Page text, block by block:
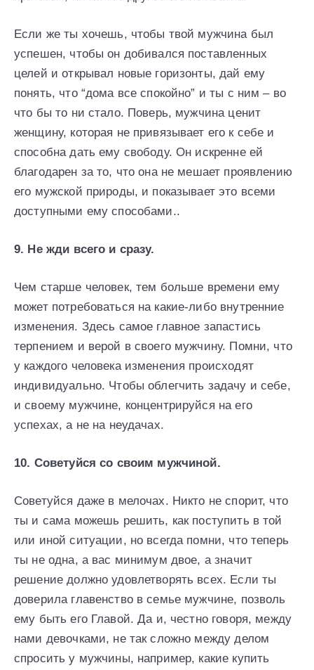
Если же ты хочешь, чтобы твой мужчина был
успешен, чтобы он добивался поставленных
целей и открывал новые горизонты, дай ему
понять, что “дома все спокойно” и ты с ним – во
что бы то ни стало. Поверь, мужчина ценит
женщину, которая не привязывает его к себе и
способна дать ему свободу. Он искренне ей
благодарен за то, что она не мешает проявлению
его мужской природы, и показывает это всеми
доступными ему способами..
9. Не жди всего и сразу.
Чем старше человек, тем больше времени ему
может потребоваться на какие-либо внутренние
изменения. Здесь самое главное запастись
терпением и верой в своего мужчину. Помни, что
у каждого человека изменения происходят
индивидуально. Чтобы облегчить задачу и себе,
и своему мужчине, концентрируйся на его
успехах, а не на неудачах.
10. Советуйся со своим мужчиной.
Советуйся даже в мелочах. Никто не спорит, что
ты и сама можешь решить, как поступить в той
или иной ситуации, но всегда помни, что теперь
ты не одна, а вас минимум двое, а значит
решение должно удовлетворять всех. Если ты
доверила главенство в семье мужчине, позволь
ему быть его Главой. Да и, честно говоря, между
нами девочками, не так сложно между делом
спросить у мужчины, например, какие купить